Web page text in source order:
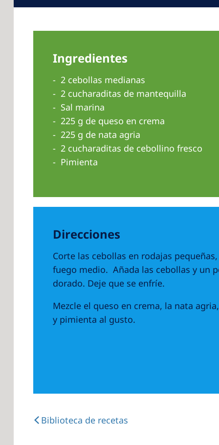
Ingredientes
2 cebollas medianas
2 cucharaditas de mantequilla
Sal marina
225 g de queso en crema
225 g de nata agria
2 cucharaditas de cebollino fresco
Pimienta
Direcciones
Corte las cebollas en rodajas
fuego medio. Añada las cebollas y un
dorado. Deje que se enfríe.
Mezcle el queso en crema, la nata
y pimienta al gusto.
Biblioteca de recetas